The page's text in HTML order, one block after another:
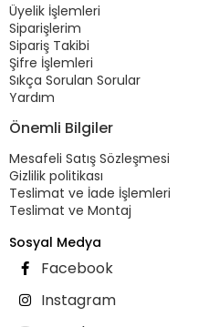
Üyelik İşlemleri
Siparişlerim
Sipariş Takibi
Şifre İşlemleri
Sıkça Sorulan Sorular
Yardım
Önemli Bilgiler
Mesafeli Satış Sözleşmesi
Gizlilik politikası
Teslimat ve İade İşlemleri
Teslimat ve Montaj
Sosyal Medya
Facebook
Instagram